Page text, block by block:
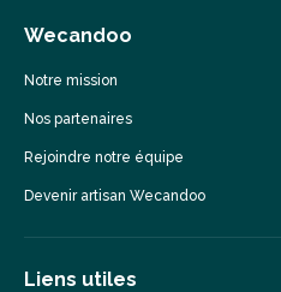
Wecandoo
Notre mission
Nos partenaires
Rejoindre notre équipe
Devenir artisan Wecandoo
Liens utiles